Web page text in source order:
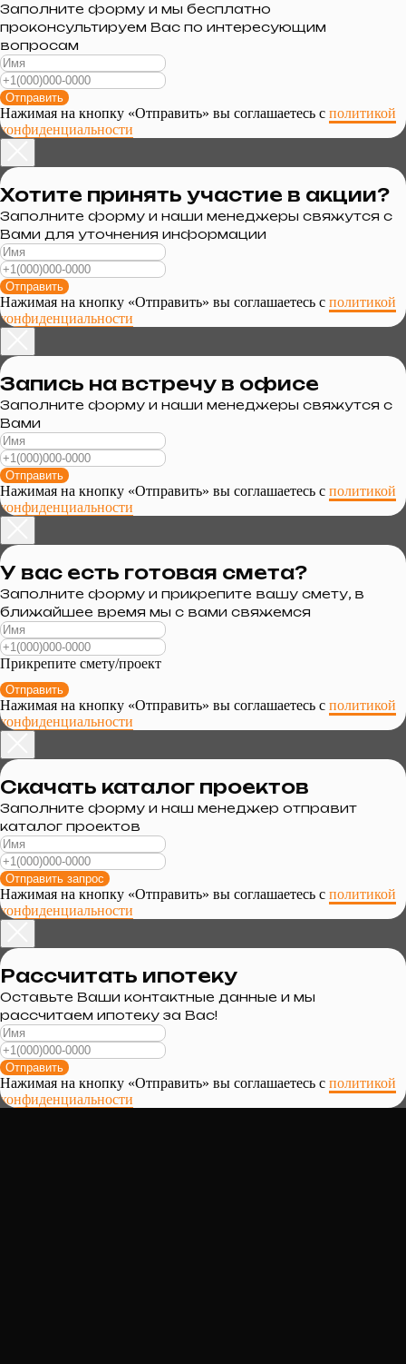
Заполните форму и мы бесплатно
проконсультируем Вас по интересующим
вопросам
Отправить
Нажимая на кнопку «Отправить» вы соглашаетесь с политикой
конфиденциальности
Хотите принять участие в акции?
Заполните форму и наши менеджеры свяжутся с
Вами для уточнения информации
Отправить
Нажимая на кнопку «Отправить» вы соглашаетесь с политикой
конфиденциальности
Запись на встречу в офисе
Заполните форму и наши менеджеры свяжутся с
Вами
Отправить
Нажимая на кнопку «Отправить» вы соглашаетесь с политикой
конфиденциальности
У вас есть готовая смета?
Заполните форму и прикрепите вашу смету, в
ближайшее время мы с вами свяжемся
Прикрепите смету/проект
Отправить
Нажимая на кнопку «Отправить» вы соглашаетесь с политикой
конфиденциальности
Скачать каталог проектов
Заполните форму и наш менеджер отправит
каталог проектов
Отправить запрос
Нажимая на кнопку «Отправить» вы соглашаетесь с политикой
конфиденциальности
Рассчитать ипотеку
Оставьте Ваши контактные данные и мы
рассчитаем ипотеку за Вас!
Отправить
Нажимая на кнопку «Отправить» вы соглашаетесь с политикой
конфиденциальности